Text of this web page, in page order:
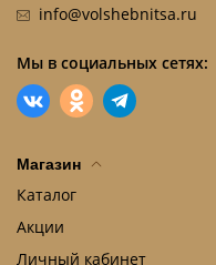
info@volshebnitsa.ru
Мы в социальных сетях:
Магазин
Каталог
Акции
Личный кабинет